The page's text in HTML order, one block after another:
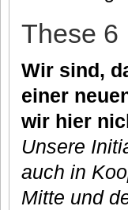
These 6
Wir sind,
einer
wir hier
Unsere
auch in
Mitte und